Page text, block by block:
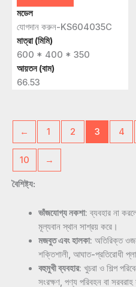
মডেল
যোগদান করুন-KS604035C
মাত্রা (মিমি)
600 * 400 * 350
আয়তন (বাম)
66.53
← 1 2 3 4
10 →
বৈশিষ্ট্য:
ভাঁজযোগ্য নকশা: ব্যবহার না
মূল্যবান স্থান সাশ্রয় করে।
মজবুত এবং হালকা: অতিরিক্ত ওজন
শক্তিশালী, আঘাত-প্রতিরোধী
বহুমুখী ব্যবহার: খুচরা ও শিল্প
সংরক্ষণ, পণ্য পরিবহন বা